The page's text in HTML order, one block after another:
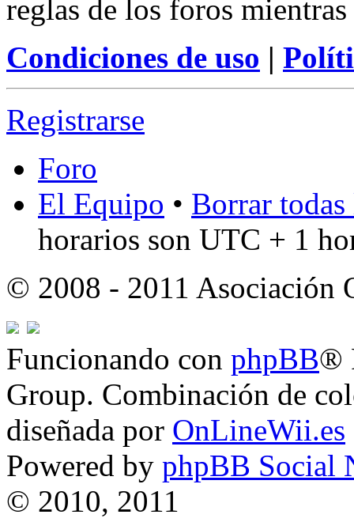
reglas de los foros
Condiciones de uso |
Registrarse
Foro
El Equipo • Borrar
horarios son UTC + 1
© 2008 - 2011 Asociación
Funcionando con phpBB®
Group. Combinación de
diseñada por OnLineWii.es
Powered by phpBB Social
© 2010, 2011